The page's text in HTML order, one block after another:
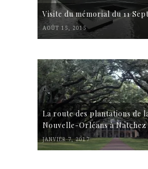
Visite du mémorial du 11
AOÛT 15, 2015
La route des plantations de
Nouvelle-Orléans à Natchez
JANVIER 7, 2017